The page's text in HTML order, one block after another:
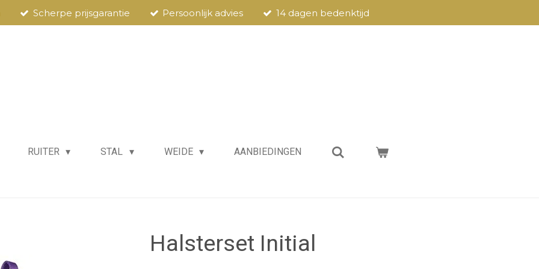
Scherpe prijsgarantie Persoonlijk advies 14 dagen bedenktijd
RUITER STAL WEIDE AANBIEDINGEN
Halsterset Initial